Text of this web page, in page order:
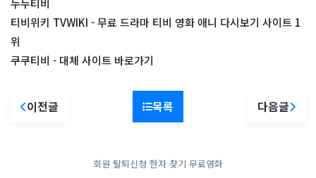
누누티비
티비위키 TVWIKI - 무료 드라마 티비 영화 애니 다시보기 사이트 1
위
쿠쿠티비 - 대체 사이트 바로가기
이전글 목록 다음글
회원 탈퇴신청 한자 찾기 무료영화